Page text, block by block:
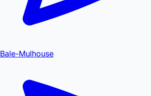
Bale-Mulhouse